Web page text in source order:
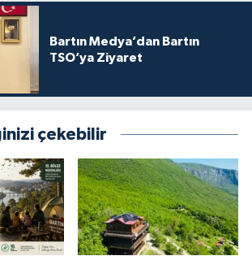
Bartın Medya’dan Bartın
TSO’ya Ziyaret
çekebilir